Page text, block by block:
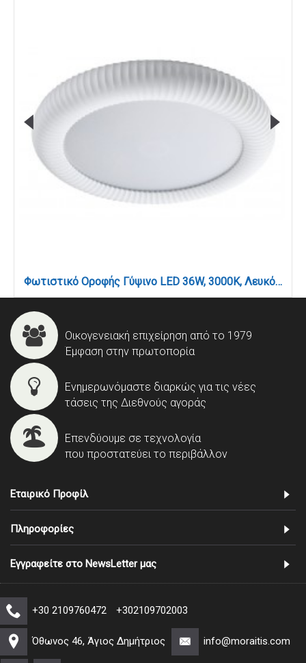
Φωτιστικό Οροφής Γύψινο LED 36W, 3000K, Λευκό, D:40x6,5cm(42054-White)
Οικογενειακή επιχείρηση από το 1979
Έμφαση στην πρωτοπορία
Ενημερωνόμαστε διαρκώς για τις νέες
τάσεις της Διεθνούς αγοράς
Επενδύουμε σε τεχνολογία
που προστατεύει το περιβάλλον
Εταιρικό Προφίλ
Πληροφορίες
Εγγραφείτε στο NewsLetter μας
+30 2109760472 +302109702003
Όθωνος 46, Άγιος Δημήτριος info@moraitis.com